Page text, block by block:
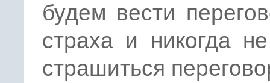
будем вести
страха и никогда
страшиться